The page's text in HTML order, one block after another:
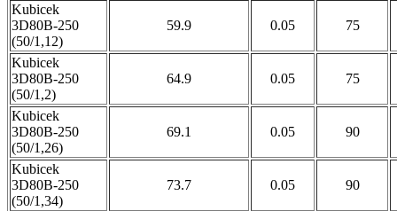
Kubicek
3D80B-250
(50/1,12)
59.9 0.05 75
Kubicek
3D80B-250
(50/1,2)
64.9 0.05 75
Kubicek
3D80B-250
(50/1,26)
69.1 0.05 90
Kubicek
3D80B-250
(50/1,34)
73.7 0.05 90